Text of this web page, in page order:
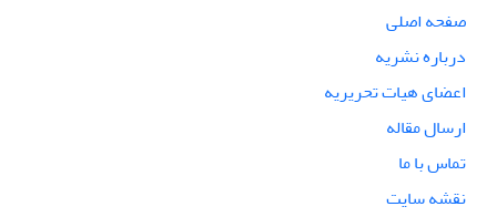
صفحه اصلی
درباره نشریه
اعضای هیات تحریریه
ارسال مقاله
تماس با ما
نقشه سایت